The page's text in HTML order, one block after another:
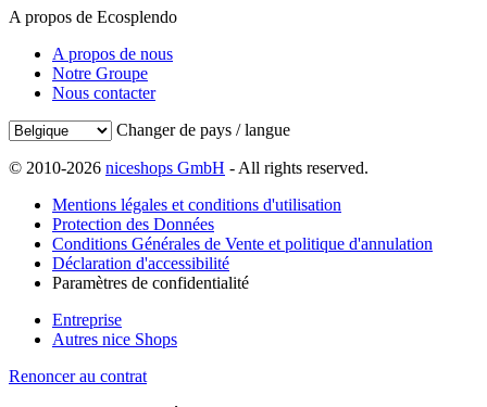
A propos de Ecosplendo
A propos de nous
Notre Groupe
Nous contacter
Changer de pays / langue
© 2010-2026 niceshops GmbH - All rights reserved.
Mentions légales et conditions d'utilisation
Protection des Données
Conditions Générales de Vente et politique d'annulation
Déclaration d'accessibilité
Paramètres de confidentialité
Entreprise
Autres nice Shops
Renoncer au contrat